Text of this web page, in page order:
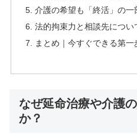
介護の希望も「終活」の一
法的拘束力と相談先につい
まとめ｜今すぐできる第一
なぜ延命治療や介護
か？